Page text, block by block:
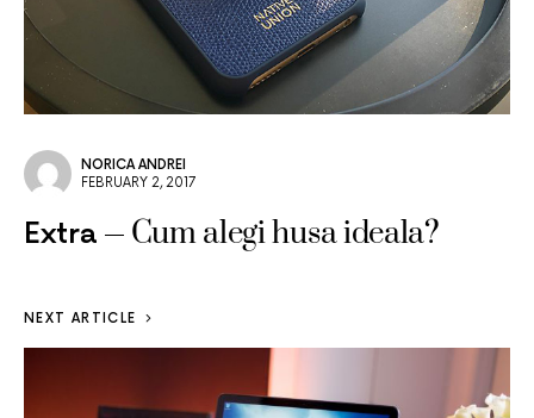
NORICA ANDREI
FEBRUARY 2, 2017
Extra Cum alegi husa ideala?
NEXT ARTICLE